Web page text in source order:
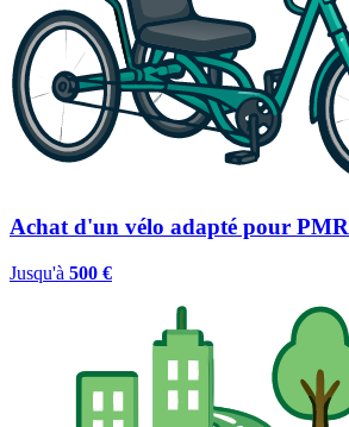
Achat d'un vélo adapté pour PMR
Jusqu'à 500 €